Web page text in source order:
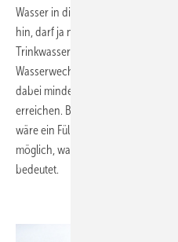
Wasser in dieser nur selten
hin, darf ja nicht schlecht werden.
Trinkwasserbedarf des Gebäudes
Wasserwechsel sicherzustellen.
dabei mindesten 20 % des
erreichen. Bei einem
wäre ein Füllvolumenstrom von
möglich, was aber immer noch
bedeutet.